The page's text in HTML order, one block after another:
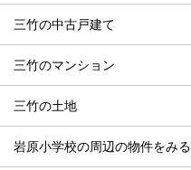
三竹の中古戸建て
三竹のマンション
三竹の土地
岩原小学校の周辺の物件をみる